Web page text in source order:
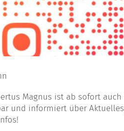
Magnus ist ab sofort auch
und informiert über